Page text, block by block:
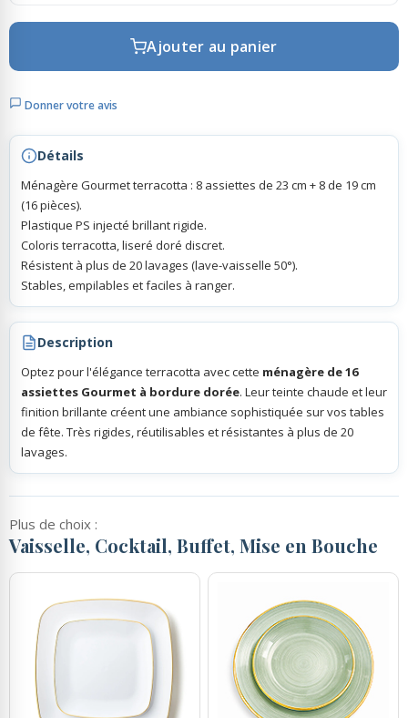
Rubans Tulle Organdi
Scrapbooking, Loisirs Créatifs
Ajouter au panier
Donner votre avis
Détails
Ménagère Gourmet terracotta : 8 assiettes de 23 cm + 8 de 19 cm
(16 pièces).
Plastique PS injecté brillant rigide.
Coloris terracotta, liseré doré discret.
Résistent à plus de 20 lavages (lave-vaisselle 50°).
Stables, empilables et faciles à ranger.
Description
Optez pour l'élégance terracotta avec cette ménagère de 16
assiettes Gourmet à bordure dorée. Leur teinte chaude et leur
finition brillante créent une ambiance sophistiquée sur vos tables
de fête. Très rigides, réutilisables et résistantes à plus de 20
lavages.
Plus de choix :
Vaisselle, Cocktail, Buffet, Mise en Bouche